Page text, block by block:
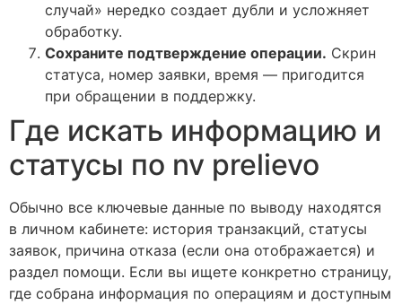
случай» нередко создает дубли и усложняет
обработку.
Сохраните подтверждение операции. Скрин
статуса, номер заявки, время — пригодится
при обращении в поддержку.
Где искать информацию и
статусы по nv prelievo
Обычно все ключевые данные по выводу находятся
в личном кабинете: история транзакций, статусы
заявок, причина отказа (если она отображается) и
раздел помощи. Если вы ищете конкретно страницу,
где собрана информация по операциям и доступным